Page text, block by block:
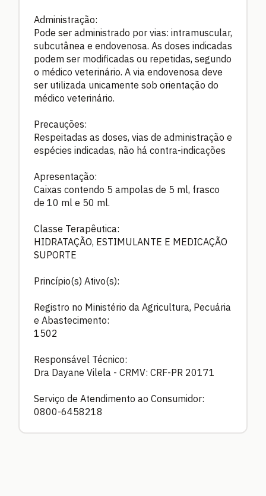
Administração:
Pode ser administrado por vias: intramuscular,
subcutânea e endovenosa. As doses indicadas
podem ser modificadas ou repetidas, segundo
o médico veterinário. A via endovenosa deve
ser utilizada unicamente sob orientação do
médico veterinário.
Precauções:
Respeitadas as doses, vias de administração e
espécies indicadas, não há contra-indicações
Apresentação:
Caixas contendo 5 ampolas de 5 ml, frasco
de 10 ml e 50 ml.
Classe Terapêutica:
HIDRATAÇÃO, ESTIMULANTE E MEDICAÇÃO
SUPORTE
Princípio(s) Ativo(s):
Registro no Ministério da Agricultura, Pecuária
e Abastecimento:
1502
Responsável Técnico:
Dra Dayane Vilela - CRMV: CRF-PR 20171
Serviço de Atendimento ao Consumidor:
0800-6458218